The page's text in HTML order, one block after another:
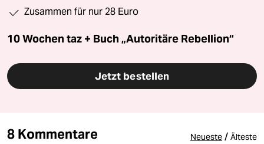
Zusammen für nur 28 Euro
10 Wochen taz + Buch „Autoritäre Rebellion“
Jetzt bestellen
8 Kommentare Neueste / Älteste